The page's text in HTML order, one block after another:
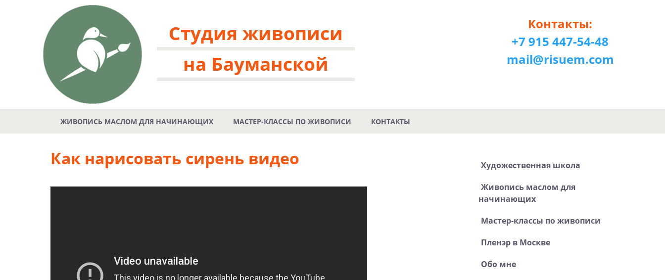
Студия живописи
на Бауманской
Контакты:
+7 915 447-54-48
mail@risuem.com
ЖИВОПИСЬ МАСЛОМ ДЛЯ НАЧИНАЮЩИХ МАСТЕР-КЛАССЫ ПО ЖИВОПИСИ КОНТАКТЫ
Как нарисовать сирень видео
Художественная школа
Живопись маслом для
начинающих
Мастер-классы по живописи
Пленэр в Москве
Обо мне